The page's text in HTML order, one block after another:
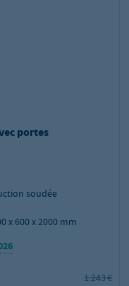
portes
soudée
x 600 x 2000 mm
1.243 €